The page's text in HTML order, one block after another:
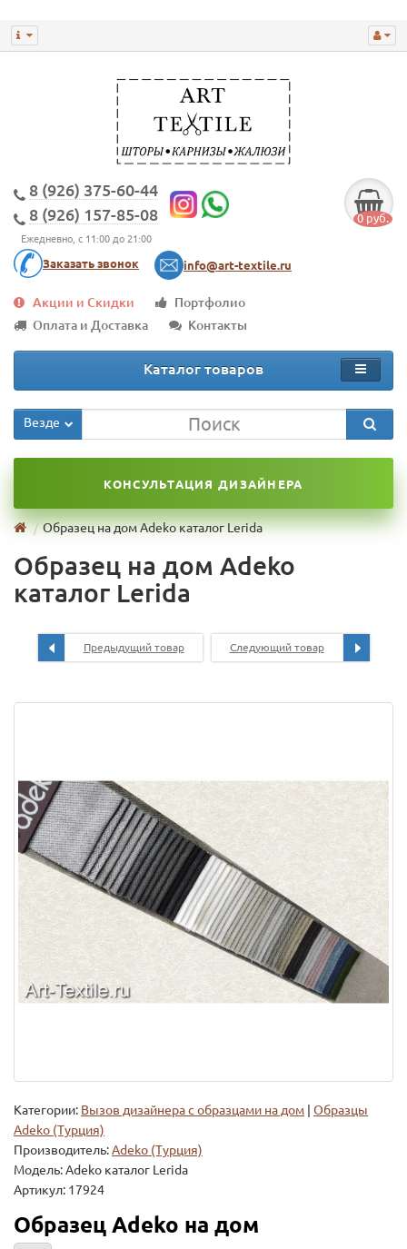
8 (926) 375-60-44
8 (926) 157-85-08
Ежедневно, с 11:00 до 21:00
Заказать звонок info@art-textile.ru
0 руб.
Акции и Скидки
Портфолио
Оплата и Доставка
Контакты
Каталог товаров
Везде
КОНСУЛЬТАЦИЯ ДИЗАЙНЕРА
Образец на дом Adeko каталог Lerida
Образец на дом Adeko
каталог Lerida
Предыдущий товар Следующий товар
Категории: Вызов дизайнера с образцами на дом
Образцы
Adeko (Турция)
Производитель:Adeko (Турция)
Модель:Adeko каталог Lerida
Артикул: 17924
Образец Adeko на дом